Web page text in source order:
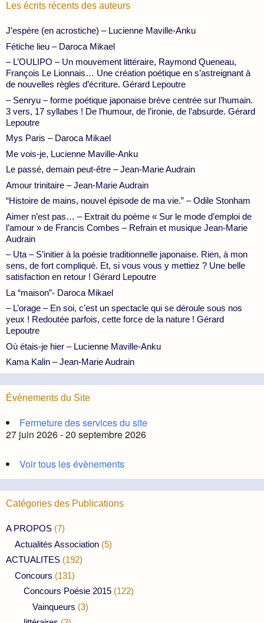
Les écrits récents des auteurs
J’espère (en acrostiche) – Lucienne Maville-Anku
Fétiche lieu – Daroca Mikael
– L’OULIPO – Un mouvement littéraire, Raymond Queneau,
François Le Lionnais… Une création poétique en s’astreignant à
de nouvelles règles d’écriture. Gérard Lepoutre
– Senryu – forme poétique japonaise brève centrée sur l’humain.
3 vers, 17 syllabes ! De l’humour, de l’ironie, de l’absurde. Gérard
Lepoutre
Mys Paris – Daroca Mikael
Me vois-je, Lucienne Maville-Anku
Le passé, demain peut-être – Jean-Marie Audrain
Amour trinitaire – Jean-Marie Audrain
“Histoire de mains, nouvel épisode de ma vie.” – Odile Stonham
Aimer n’est pas… – Extrait du poème « Sur le mode d’emploi de
l’amour » de Francis Combes – Refrain et musique Jean-Marie
Audrain
– Uta – S’initier à la poésie traditionnelle japonaise. Rien, à mon
sens, de fort compliqué. Et, si vous vous y mettiez ? Une belle
satisfaction en retour ! Gérard Lepoutre
La “maison”- Daroca Mikael
– L’orage – En soi, c’est un spectacle qui se déroule sous nos
yeux ! Redoutée parfois, cette force de la nature ! Gérard
Lepoutre
Où étais-je hier – Lucienne Maville-Anku
Kama Kalin – Jean-Marie Audrain
Évènements du Site
Fermeture des services du site
27 juin 2026 - 20 septembre 2026
Voir tous les évènements
Catégories des Publications
A PROPOS (7)
Actualités Association (5)
ACTUALITES (192)
Concours (131)
Concours Poésie 2015 (122)
Vainqueurs (3)